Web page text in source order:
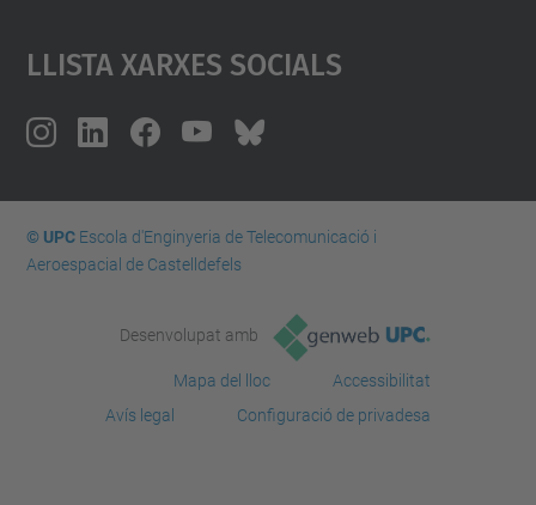
Llista Xarxes Socials
© UPCEscola d'Enginyeria de Telecomunicació i
Aeroespacial de Castelldefels
Desenvolupat amb
Mapa del lloc
Accessibilitat
Avís legal
Configuració de privadesa